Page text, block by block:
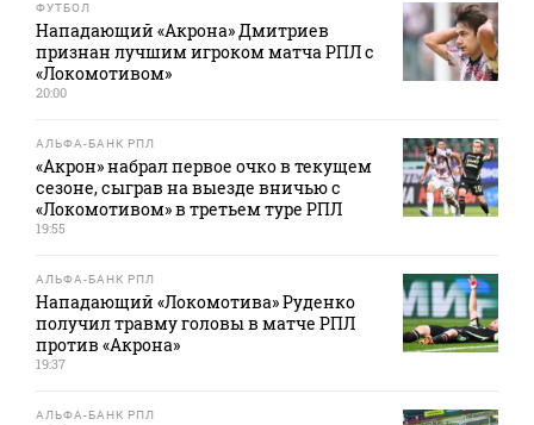
ФУТБОЛ
Нападающий «Акрона» Дмитриев
признан лучшим игроком матча РПЛ с
«Локомотивом»
20:00
АЛЬФА-БАНК РПЛ
«Акрон» набрал первое очко в текущем
сезоне, сыграв на выезде вничью с
«Локомотивом» в третьем туре РПЛ
19:55
АЛЬФА-БАНК РПЛ
Нападающий «Локомотива» Руденко
получил травму головы в матче РПЛ
против «Акрона»
19:37
АЛЬФА-БАНК РПЛ